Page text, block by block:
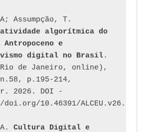
algorítmica do
e
digital no Brasil.
(Rio de Janeiro, online),
p.195-214,
2026. DOI -
10.46391/
Cultura Digital e